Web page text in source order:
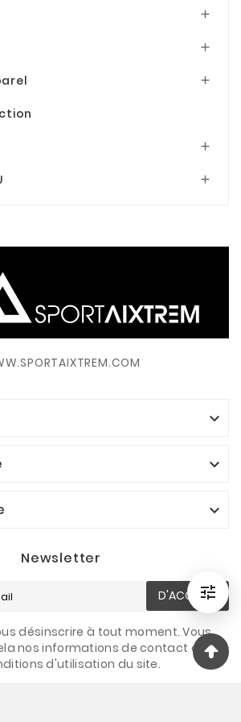








Newsletter
D'ACCORD
désinscrire à tout moment. Vous
nos informations de contact dans
d'utilisation du site.
Filtrer